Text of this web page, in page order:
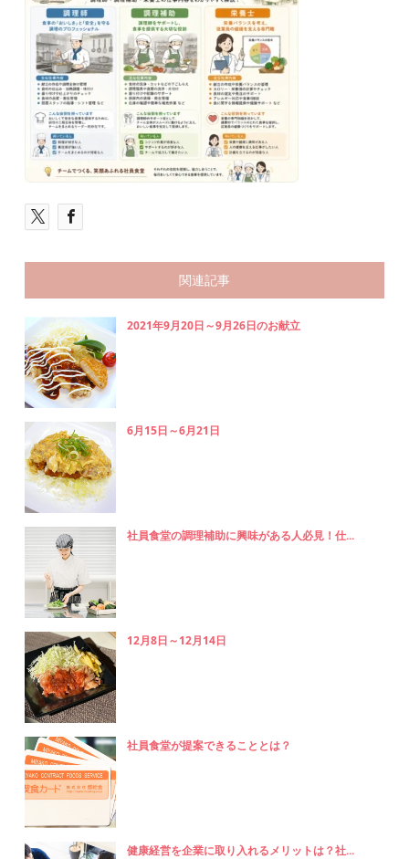
関連記事
2021年9月20日～9月26日のお献立
6月15日～6月21日
社員食堂の調理補助に興味がある人必見！仕...
12月8日～12月14日
社員食堂が提案できることとは？
健康経営を企業に取り入れるメリットは？社...